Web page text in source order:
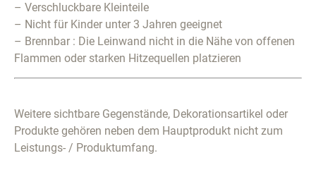
– Verschluckbare Kleinteile
– Nicht für Kinder unter 3 Jahren geeignet
– Brennbar : Die Leinwand nicht in die Nähe von offenen
Flammen oder starken Hitzequellen platzieren
Weitere sichtbare Gegenstände, Dekorationsartikel oder
Produkte gehören neben dem Hauptprodukt nicht zum
Leistungs- / Produktumfang.